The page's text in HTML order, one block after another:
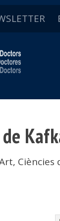
, Ciències